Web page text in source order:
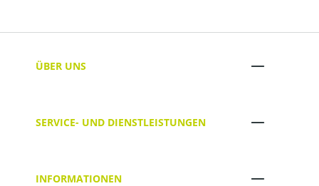
ÜBER UNS
SERVICE- UND DIENSTLEISTUNGEN
INFORMATIONEN